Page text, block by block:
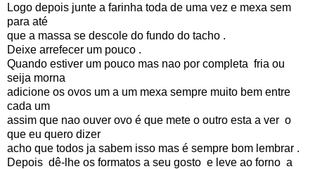
Logo depois junte a farinha toda de uma vez e mexa sem
para até
que a massa se descole do fundo do tacho .
Deixe arrefecer um pouco .
Quando estiver um pouco mas nao por completa fria ou
seija morna
adicione os ovos um a um mexa sempre muito bem entre
cada um
assim que nao ouver ovo é que mete o outro esta a ver o
que eu quero dizer
acho que todos ja sabem isso mas é sempre bom lembrar .
Depois dê-lhe os formatos a seu gosto e leve ao forno a